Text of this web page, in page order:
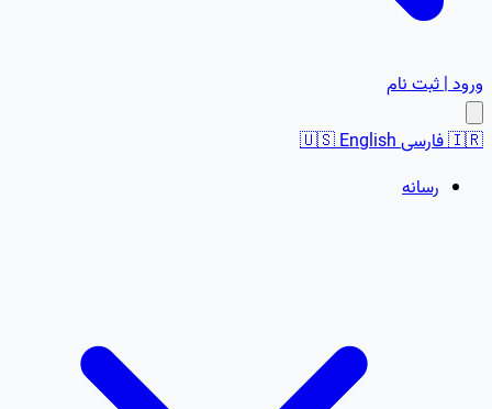
ورود | ثبت نام
🇮🇷فارسی 🇺🇸English
رسانه